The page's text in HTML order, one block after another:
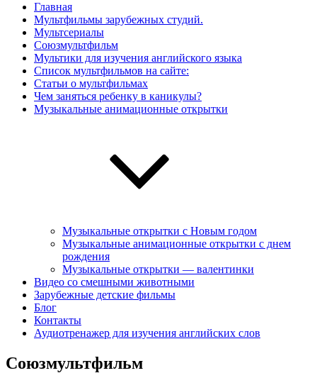
Главная
Мультфильмы зарубежных студий.
Мультсериалы
Союзмультфильм
Мультики для изучения английского языка
Список мультфильмов на сайте:
Статьи о мультфильмах
Чем заняться ребенку в каникулы?
Музыкальные анимационные открытки
Музыкальные открытки с Новым годом
Музыкальные анимационные открытки с днем
рождения
Музыкальные открытки — валентинки
Видео со смешными животными
Зарубежные детские фильмы
Блог
Контакты
Аудиотренажер для изучения английских слов
Союзмультфильм